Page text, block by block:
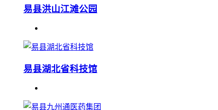
易县洪山江滩公园
易县湖北省科技馆